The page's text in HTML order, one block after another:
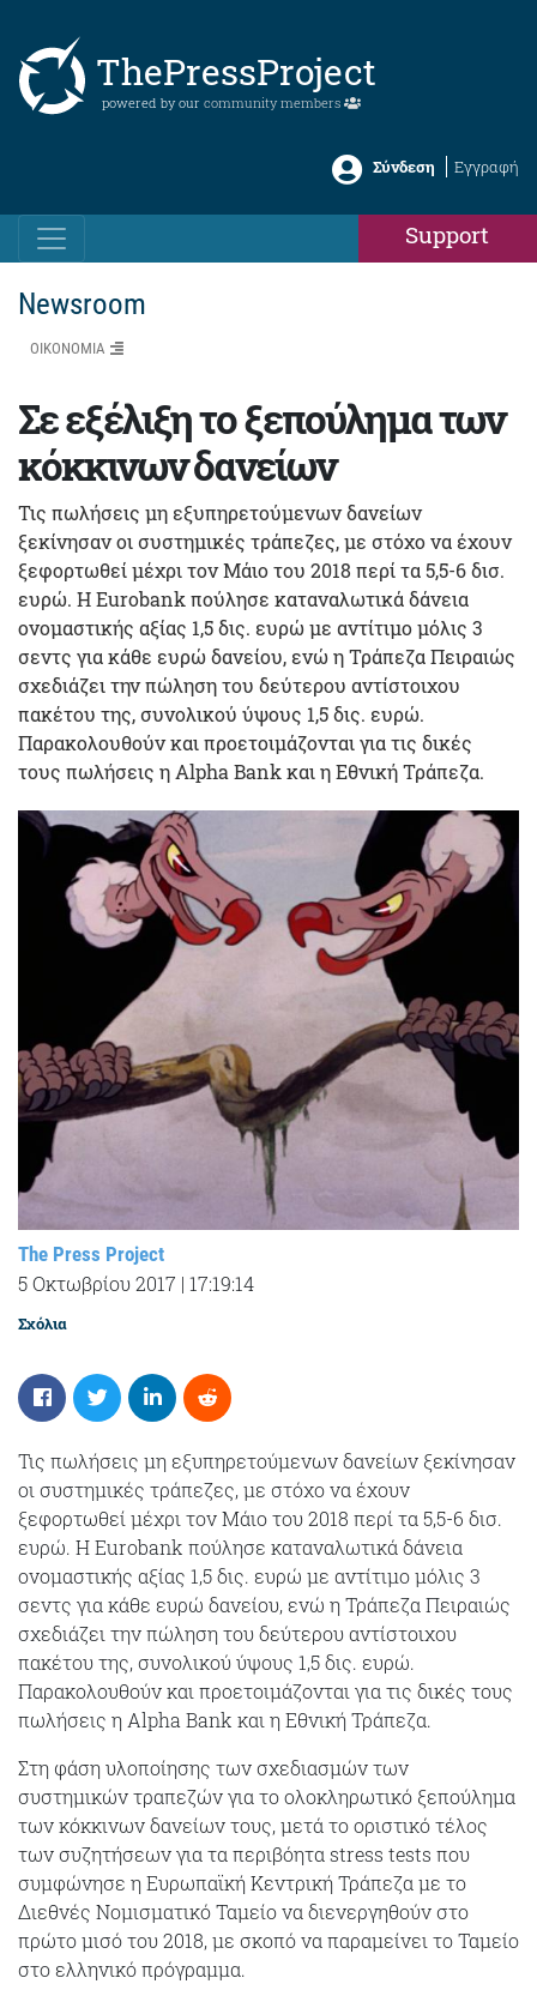
ThePressProject
powered by our community members
Σύνδεση Εγγραφή
Support
Newsroom
ΟΙΚΟΝΟΜΙΑ
Σε εξέλιξη το ξεπούλημα των
κόκκινων δανείων
Τις πωλήσεις μη εξυπηρετούμενων δανείων
ξεκίνησαν οι συστημικές τράπεζες, με στόχο να έχουν
ξεφορτωθεί μέχρι τον Μάιο του 2018 περί τα 5,5-6 δισ.
ευρώ. Η Eurobank πούλησε καταναλωτικά δάνεια
ονομαστικής αξίας 1,5 δις. ευρώ με αντίτιμο μόλις 3
σεντς για κάθε ευρώ δανείου, ενώ η Τράπεζα Πειραιώς
σχεδιάζει την πώληση του δεύτερου αντίστοιχου
πακέτου της, συνολικού ύψους 1,5 δις. ευρώ.
Παρακολουθούν και προετοιμάζονται για τις δικές
τους πωλήσεις η Alpha Bank και η Εθνική Τράπεζα.
The Press Project
5 Οκτωβρίου 2017 | 17:19:14
Σχόλια
Τις πωλήσεις μη εξυπηρετούμενων δανείων ξεκίνησαν
οι συστημικές τράπεζες, με στόχο να έχουν
ξεφορτωθεί μέχρι τον Μάιο του 2018 περί τα 5,5-6 δισ.
ευρώ. Η Eurobank πούλησε καταναλωτικά δάνεια
ονομαστικής αξίας 1,5 δις. ευρώ με αντίτιμο μόλις 3
σεντς για κάθε ευρώ δανείου, ενώ η Τράπεζα Πειραιώς
σχεδιάζει την πώληση του δεύτερου αντίστοιχου
πακέτου της, συνολικού ύψους 1,5 δις. ευρώ.
Παρακολουθούν και προετοιμάζονται για τις δικές τους
πωλήσεις η Alpha Bank και η Εθνική Τράπεζα.
Στη φάση υλοποίησης των σχεδιασμών των
συστημικών τραπεζών για το ολοκληρωτικό ξεπούλημα
των κόκκινων δανείων τους, μετά το οριστικό τέλος
των συζητήσεων για τα περιβόητα stress tests που
συμφώνησε η Ευρωπαϊκή Κεντρική Τράπεζα με το
Διεθνές Νομισματικό Ταμείο να διενεργηθούν στο
πρώτο μισό του 2018, με σκοπό να παραμείνει το Ταμείο
στο ελληνικό πρόγραμμα.